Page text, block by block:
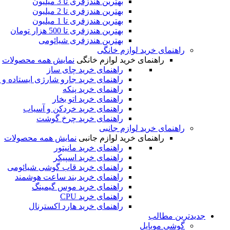
بهترین هندزفری تا 2 میلیون
بهترین هندزفری تا 1 میلیون
بهترین هندزفری تا 500 هزار تومان
بهترین هندزفری شیائومی
راهنمای خرید لوازم خانگی
راهنمای خرید لوازم خانگی نمایش همه محصولات
راهنمای خرید چای ساز
راهنمای خرید جارو شارژی ایستاده
راهنمای خرید پنکه
راهنمای خرید اتو بخار
راهنمای خرید خردکن و آسیاب
راهنمای خرید چرخ گوشت
راهنمای خرید لوازم جانبی
راهنمای خرید لوازم جانبی نمایش همه محصولات
راهنمای خرید مانیتور
راهنمای خرید اسپیکر
راهنمای خرید قاب گوشی شیائومی
راهنمای خرید بند ساعت هوشمند
راهنمای خرید موس گیمینگ
راهنمای خرید CPU
راهنمای خرید هارد اکسترنال
جدیدترین‌ مطالب
گوشی‌ موبایل